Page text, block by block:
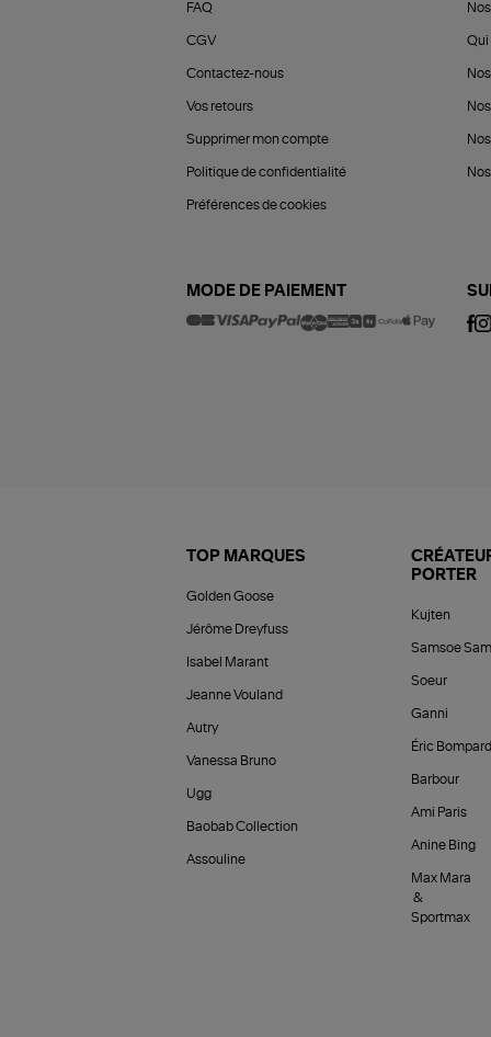
FAQ
CGV
Contactez-nous
Vos retours
Supprimer mon compte
Politique de confidentialité
Préférences de cookies
Qui
MODE DE PAIEMENT
TOP MARQUES
Golden Goose
Jérôme Dreyfuss
Isabel Marant
Jeanne Vouland
Autry
Vanessa Bruno
Ugg
Baobab Collection
Assouline
PORTER
Kujten
Samsoe
Soeur
Ganni
Éric Bompard
Barbour
Ami Paris
Anine Bing
Max Mara
&
Sportmax